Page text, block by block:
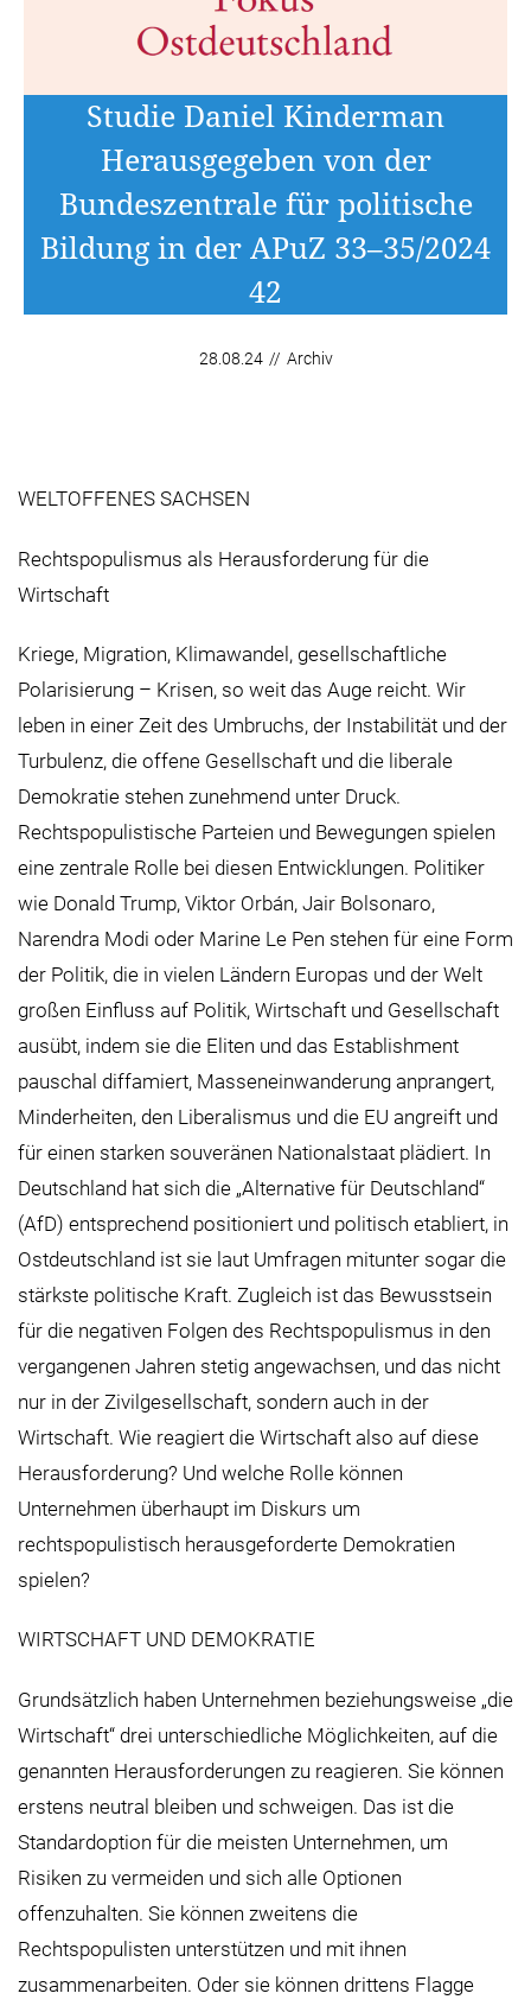
Studie Daniel Kinderman
Herausgegeben von der
Bundeszentrale für politische
Bildung in der APuZ 33–35/2024
42
28.08.24 // Archiv
WELTOFFENES SACHSEN
Rechtspopulismus als Herausforderung für die
Wirtschaft
Kriege, Migration, Klimawandel, gesellschaftliche
Polarisierung – Krisen, so weit das Auge reicht. Wir
leben in einer Zeit des Umbruchs, der Instabilität und der
Turbulenz, die offene Gesellschaft und die liberale
Demokratie stehen zunehmend unter Druck.
Rechtspopulistische Parteien und Bewegungen spielen
eine zentrale Rolle bei diesen Entwicklungen. Politiker
wie Donald Trump, Viktor Orbán, Jair Bolsonaro,
Narendra Modi oder Marine Le Pen stehen für eine Form
der Politik, die in vielen Ländern Europas und der Welt
großen Einfluss auf Politik, Wirtschaft und Gesellschaft
ausübt, indem sie die Eliten und das Establishment
pauschal diffamiert, Masseneinwanderung anprangert,
Minderheiten, den Liberalismus und die EU angreift und
für einen starken souveränen Nationalstaat plädiert. In
Deutschland hat sich die „Alternative für Deutschland“
(AfD) entsprechend positioniert und politisch etabliert, in
Ostdeutschland ist sie laut Umfragen mitunter sogar die
stärkste politische Kraft. Zugleich ist das Bewusstsein
für die negativen Folgen des Rechtspopulismus in den
vergangenen Jahren stetig angewachsen, und das nicht
nur in der Zivilgesellschaft, sondern auch in der
Wirtschaft. Wie reagiert die Wirtschaft also auf diese
Herausforderung? Und welche Rolle können
Unternehmen überhaupt im Diskurs um
rechtspopulistisch herausgeforderte Demokratien
spielen?
WIRTSCHAFT UND DEMOKRATIE
Grundsätzlich haben Unternehmen beziehungsweise „die
Wirtschaft“ drei unterschiedliche Möglichkeiten, auf die
genannten Herausforderungen zu reagieren. Sie können
erstens neutral bleiben und schweigen. Das ist die
Standardoption für die meisten Unternehmen, um
Risiken zu vermeiden und sich alle Optionen
offenzuhalten. Sie können zweitens die
Rechtspopulisten unterstützen und mit ihnen
zusammenarbeiten. Oder sie können drittens Flagge